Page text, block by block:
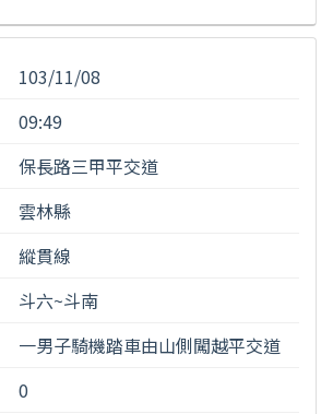
103/11/08
09:49
保長路三甲平交道
雲林縣
縱貫線
斗六~斗南
一男子騎機踏車由山側闖越平交道
0